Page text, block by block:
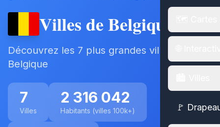
🚩
Villes de Belgique
Découvrez les 7 plus grandes villes de
Belgique
7
Villes
2 316 042
Habitants (villes 100k+)